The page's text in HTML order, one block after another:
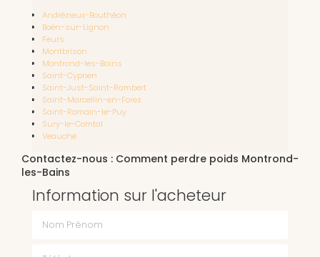
Andrézieux-Bouthéon
Boën-sur-Lignon
Feurs
Montbrison
Montrond-les-Bains
Saint-Cyprien
Saint-Just-Saint-Rambert
Saint-Marcellin-en-Forez
Saint-Romain-le-Puy
Sury-le-Comtal
Veauche
Contactez-nous : Comment perdre poids Montrond-
les-Bains
Information sur l'acheteur